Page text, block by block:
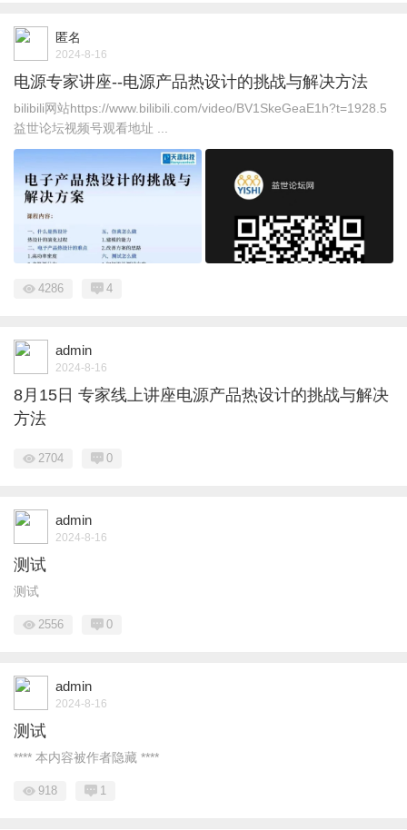
匿名
2024-8-16
电源专家讲座--电源产品热设计的挑战与解决方法
bilibili网站https://www.bilibili.com/video/BV1SkeGeaE1h?t=1928.5
益世论坛视频号观看地址 ...
4286 4
admin
2024-8-16
8月15日 专家线上讲座电源产品热设计的挑战与解决
方法
2704 0
admin
2024-8-16
测试
测试
2556 0
admin
2024-8-16
测试
**** 本内容被作者隐藏 ****
918 1